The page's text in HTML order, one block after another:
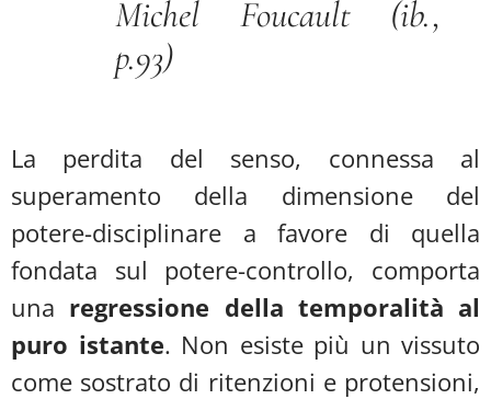
Michel Foucault (ib.,
p.93)
La perdita del senso, connessa al
superamento della dimensione del
potere-disciplinare a favore di quella
fondata sul potere-controllo, comporta
una regressione della temporalità al
puro istante. Non esiste più un vissuto
come sostrato di ritenzioni e protensioni,